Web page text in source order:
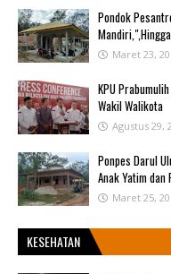
Pondok
Maret 23,
KPU
Wakil Walikota
Agustus 29,
Ponpes Darul
Anak Yatim dan
Maret 25,
KESEHATAN